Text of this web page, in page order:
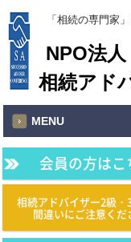
「相続の専門家
NPO法人
相続アド
MENU
会員の方はこ
相続アドバイザー2級・
間違いにご注意くだ